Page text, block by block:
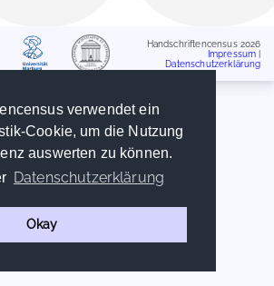
verwendet ein
Cookie, um die Nutzung
auswerten zu können.
Datenschutzerklärung
Okay
Handschriftencensus 2026
Impressum
Datenschutzerklärung